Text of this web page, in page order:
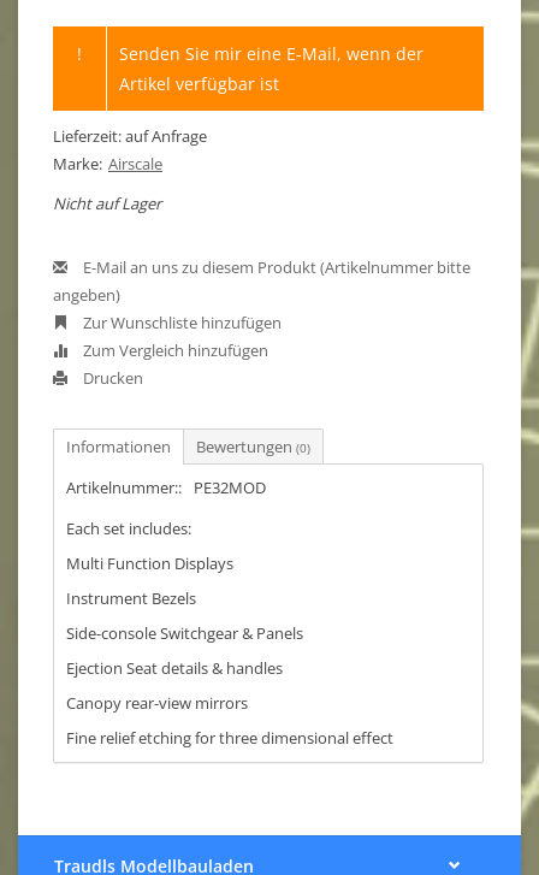
!
Senden Sie mir eine E-Mail, wenn der
Artikel verfügbar ist
Lieferzeit: auf Anfrage
Marke: Airscale
Nicht auf Lager
E-Mail an uns zu diesem Produkt (Artikelnummer bitte
angeben)
Zur Wunschliste hinzufügen
Zum Vergleich hinzufügen
Drucken
Informationen Bewertungen (0)
Artikelnummer::
PE32MOD
Each set includes:
Multi Function Displays
Instrument Bezels
Side-console Switchgear & Panels
Ejection Seat details & handles
Canopy rear-view mirrors
Fine relief etching for three dimensional effect
Traudls Modellbauladen